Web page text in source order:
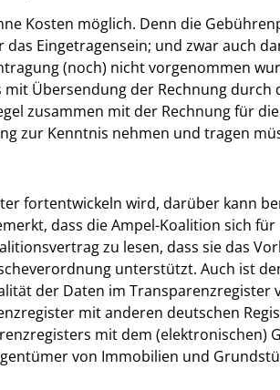
Kosten möglich. Denn die
Eingetragensein; und zwar auch
(noch) nicht vorgenommen
Übersendung der Rechnung durch
zusammen mit der Rechnung für
zur Kenntnis nehmen und tragen
fortentwickeln wird, darüber kann
dass die Ampel-Koalition sich
zu lesen, dass sie das
unterstützt. Auch ist
der Daten im Transparenzregister
mit anderen deutschen
mit dem (elektronischen)
von Immobilien und